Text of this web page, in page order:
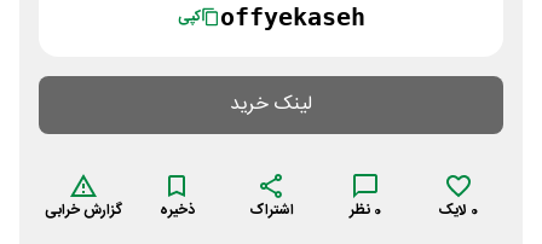
offyekaseh کپی
لینک خرید
0 لایک 0 نظر اشتراک ذخیره گزارش خرابی